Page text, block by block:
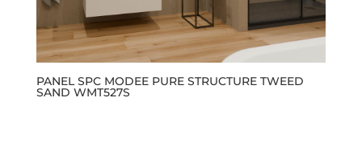
PANEL SPC MODEE PURE STRUCTURE TWEED
SAND WMT527S